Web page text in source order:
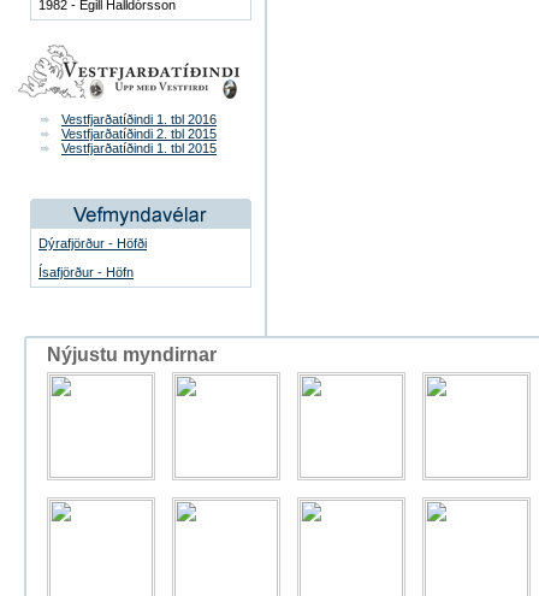
1982 - Egill Halldórsson
Vestfjarðatíðindi 1. tbl 2016
Vestfjarðatíðindi 2. tbl 2015
Vestfjarðatíðindi 1. tbl 2015
Dýrafjörður - Höfði
Ísafjörður - Höfn
Nýjustu myndirnar